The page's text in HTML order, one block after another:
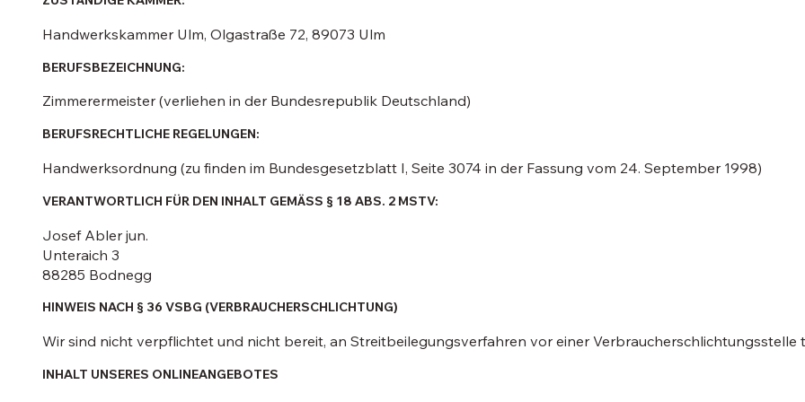
Handwerkskammer Ulm, Olgastraße 72, 89073 Ulm
BERUFSBEZEICHNUNG:
Zimmerermeister (verliehen in der Bundesrepublik Deutschland)
BERUFSRECHTLICHE REGELUNGEN:
Handwerksordnung (zu finden im Bundesgesetzblatt I, Seite 3074 in der Fassung vom 24. September 1998)
VERANTWORTLICH FÜR DEN INHALT GEMÄSS § 18 ABS. 2 MSTV:
Josef Abler jun.
Unteraich 3
88285 Bodnegg
HINWEIS NACH § 36 VSBG (VERBRAUCHERSCHLICHTUNG)
Wir sind nicht verpflichtet und nicht bereit, an Streitbeilegungsverfahren vor einer Verbraucherschlichtungsstelle
INHALT UNSERES ONLINEANGEBOTES